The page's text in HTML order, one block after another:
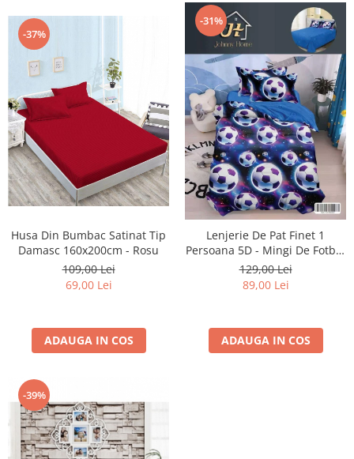
-37%
Husa Din Bumbac Satinat Tip
Damasc 160x200cm - Rosu
109,00 Lei
69,00 Lei
ADAUGA IN COS
-31%
Lenjerie De Pat Finet 1
Persoana 5D - Mingi De Fotbal
In Galaxie
129,00 Lei
89,00 Lei
ADAUGA IN COS
-39%